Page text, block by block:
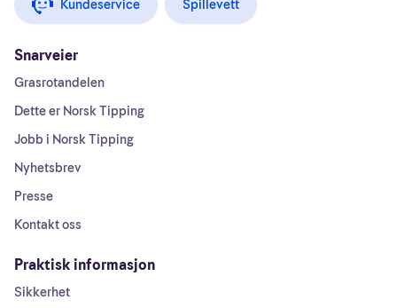
Kundeservice Spillevett
Snarveier
Grasrotandelen
Dette er Norsk Tipping
Jobb i Norsk Tipping
Nyhetsbrev
Presse
Kontakt oss
Praktisk informasjon
Sikkerhet